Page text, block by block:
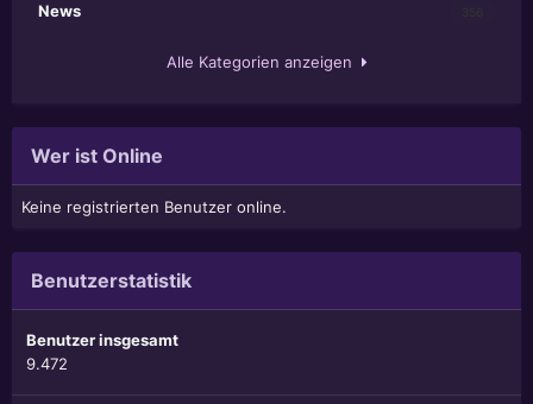
News
Alle Kategorien anzeigen
Wer ist Online
Keine registrierten Benutzer online.
Benutzerstatistik
Benutzer insgesamt
9.472